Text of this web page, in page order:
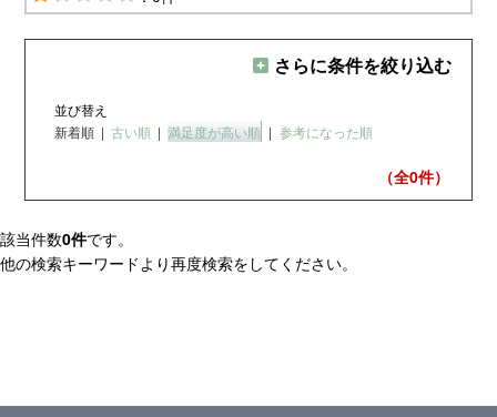
さらに条件を絞り込む
並び替え
新着順 | 古い順 | 満足度が高い順 | 参考になった順
（全0件）
該当件数0件です。
他の検索キーワードより再度検索をしてください。